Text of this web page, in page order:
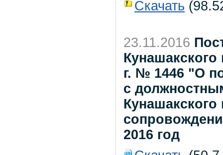
Скачать
23.11.2016
Кунашакского
г. № 1446 "О
с
2016 год